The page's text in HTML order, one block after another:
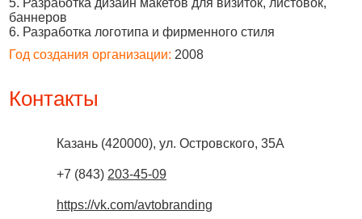
5. Разработка дизайн макетов для визиток, листовок,
баннеров
6. Разработка логотипа и фирменного стиля
Год создания организации: 2008
Контакты
Казань (420000), ул. Островского, 35А
+7 (843) 203-45-09
https://vk.com/avtobranding